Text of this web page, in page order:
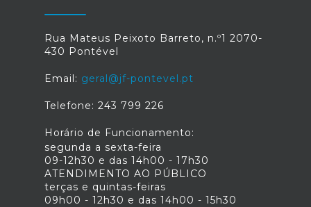
Rua Mateus Peixoto Barreto, n.º1 2070-
430 Pontével
Email: geral@jf-pontevel.pt
Telefone: 243 799 226
Horário de Funcionamento:
segunda a sexta-feira
09-12h30 e das 14h00 - 17h30
ATENDIMENTO AO PÚBLICO
terças e quintas-feiras
09h00 - 12h30 e das 14h00 - 15h30